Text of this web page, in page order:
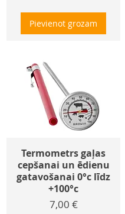
Pievienot grozam
Termometrs gaļas
cepšanai un ēdienu
gatavošanai 0°c līdz
+100°c
Cena
7,00 €